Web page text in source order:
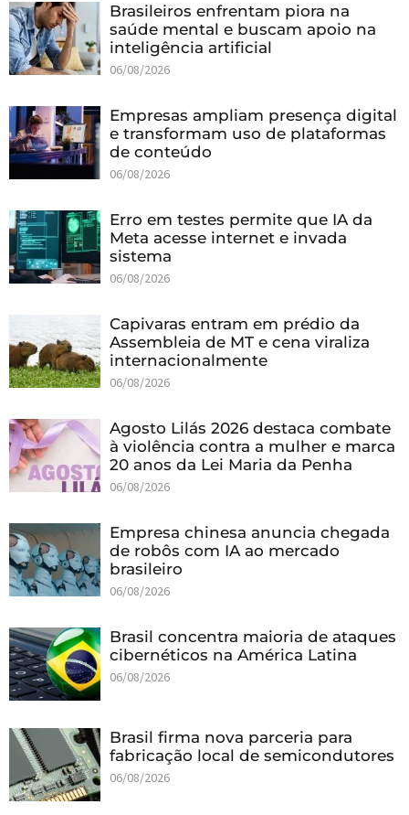
Brasileiros enfrentam piora na
saúde mental e buscam apoio na
inteligência artificial
06/08/2026
Empresas ampliam presença digital
e transformam uso de plataformas
de conteúdo
06/08/2026
Erro em testes permite que IA da
Meta acesse internet e invada
sistema
06/08/2026
Capivaras entram em prédio da
Assembleia de MT e cena viraliza
internacionalmente
06/08/2026
Agosto Lilás 2026 destaca combate
à violência contra a mulher e marca
20 anos da Lei Maria da Penha
06/08/2026
Empresa chinesa anuncia chegada
de robôs com IA ao mercado
brasileiro
06/08/2026
Brasil concentra maioria de ataques
cibernéticos na América Latina
06/08/2026
Brasil firma nova parceria para
fabricação local de semicondutores
06/08/2026